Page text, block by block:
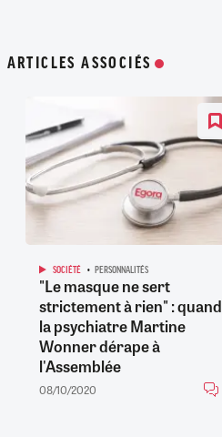
ARTICLES ASSOCIÉS
SOCIÉTÉ PERSONNALITÉS
"Le masque ne sert
strictement à rien" : quand
la psychiatre Martine
Wonner dérape à
l'Assemblée
08/10/2020